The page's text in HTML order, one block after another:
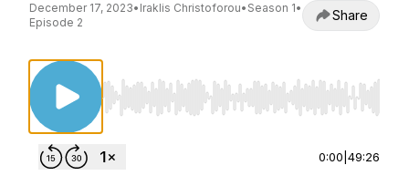
December 17, 2023• Iraklis Christoforou• Season 1•
Episode 2
Share
Use Left/Right to seek, Home/End to jump
0:00 49:26